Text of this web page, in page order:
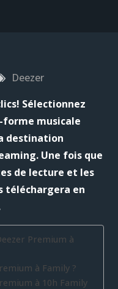
Deezer
Sélectionnez
forme musicale
destination
Une fois que
de lecture et les
téléchargera en
Premium à
à Family ?
à 10h Family